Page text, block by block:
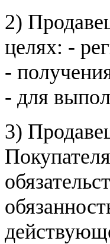
2)
целях: -
-
- для
3)